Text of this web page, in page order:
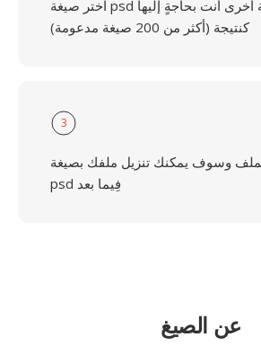
اختر صيغة psd أو أية صيغة أخرى أنت بحاجةٍ إليها
كنتيجة (أكثر من 200 صيغة مدعومة)
3
وسوف يمكنك تنزيل ملفك بصيغة
psd فِيما بعد
عن الصيغ